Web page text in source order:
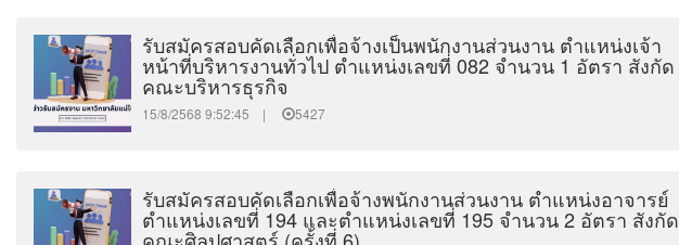
รับสมัครสอบคัดเลือกเพื่อจ้างเป็นพนักงานส่วนงาน ตำแหน่งเจ้า
หน้าที่บริหารงานทั่วไป ตำแหน่งเลขที่ 082 จำนวน 1 อัตรา สังกัด
คณะบริหารธุรกิจ
15/8/2568 9:52:45 | 5427
รับสมัครสอบคัดเลือกเพื่อจ้างพนักงานส่วนงาน ตำแหน่งอาจารย์
ตำแหน่งเลขที่ 194 และตำแหน่งเลขที่ 195 จำนวน 2 อัตรา สังกัด